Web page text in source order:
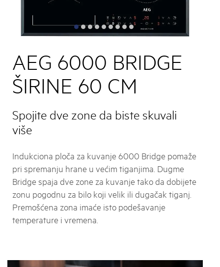
AEG 6000 BRIDGE
ŠIRINE 60 CM
Spojite dve zone da biste skuvali
više
Indukciona ploča za kuvanje 6000 Bridge pomaže
pri spremanju hrane u većim tiganjima. Dugme
Bridge spaja dve zone za kuvanje tako da dobijete
zonu pogodnu za bilo koji velik ili dugačak tiganj.
Premošćena zona imaće isto podešavanje
temperature i vremena.